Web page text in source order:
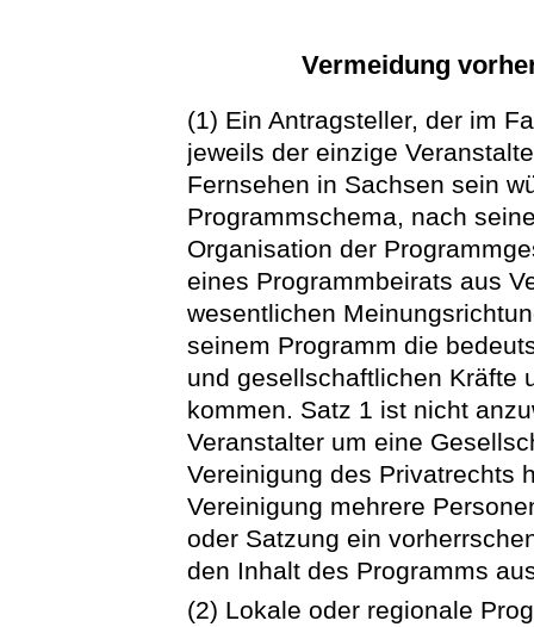
Vermeidung
(1) Ein Antragsteller, der im
jeweils der einzige
Fernsehen in Sachsen sein
Programmschema, nach
Organisation der
eines Programmbeirats aus
wesentlichen
seinem Programm die
und gesellschaftlichen Kräfte
kommen. Satz 1 ist nicht
Veranstalter um eine
Vereinigung des Privatrechts
Vereinigung mehrere
oder Satzung ein
den Inhalt des Programms
(2) Lokale oder regionale